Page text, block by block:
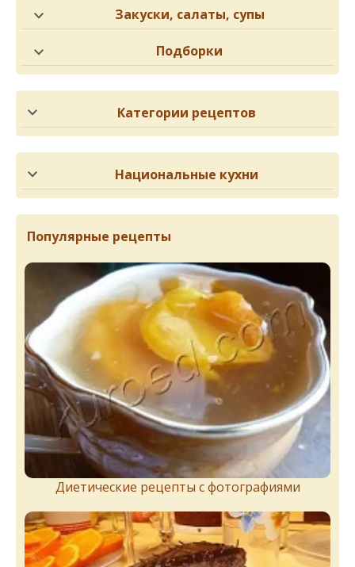
Закуски, салаты, супы
Подборки
Категории рецептов
Национальные кухни
Популярные рецепты
Диетические рецепты с фотографиями